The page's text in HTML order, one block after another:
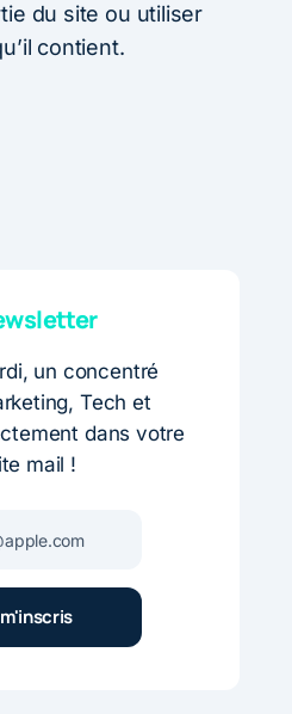
du site ou utiliser
contient.
un concentré
Tech et
dans votre
mail !